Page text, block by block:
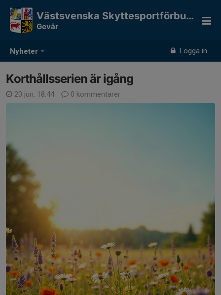
Nyheter Logga in
Västsvenska Skyttesportförbundet
Gevär
Korthållsserien är igång
20 jun, 18:44 0 kommentarer